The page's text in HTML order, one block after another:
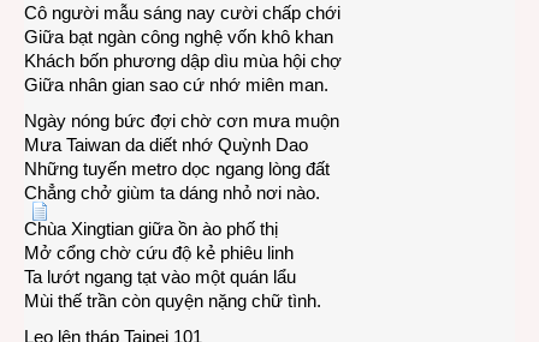
Cô người mẫu sáng nay cười chấp chới
Giữa bạt ngàn công nghệ vốn khô khan
Khách bốn phương dập dìu mùa hội chợ
Giữa nhân gian sao cứ nhớ miên man.
Ngày nóng bức đợi chờ cơn mưa muộn
Mưa Taiwan da diết nhớ Quỳnh Dao
Những tuyến metro dọc ngang lòng đất
Chẳng chở giùm ta dáng nhỏ nơi nào.
Chùa Xingtian giữa ồn ào phố thị
Mở cổng chờ cứu độ kẻ phiêu linh
Ta lướt ngang tạt vào một quán lẩu
Mùi thế trần còn quyện nặng chữ tình.
Leo lên tháp Taipei 101